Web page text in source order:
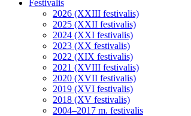
Festivalis
2026 (XXIII festivalis)
2025 (XXII festivalis)
2024 (XXI festivalis)
2023 (XX festivalis)
2022 (XIX festivalis)
2021 (XVIII festivalis)
2020 (XVII festivalis)
2019 (XVI festivalis)
2018 (XV festivalis)
2004–2017 m. festivalis